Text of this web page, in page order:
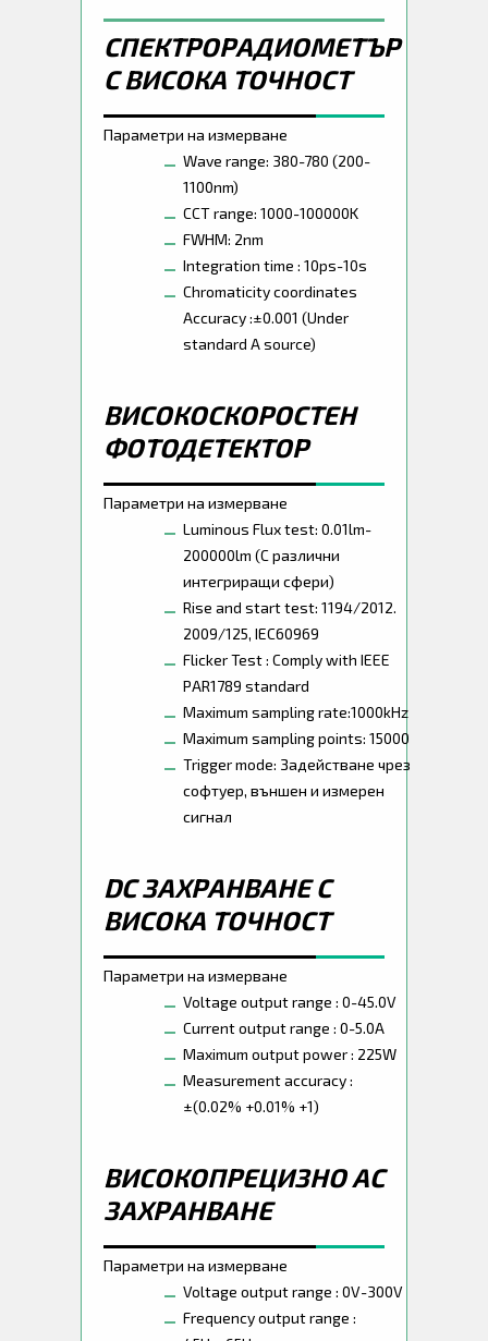
СПЕКТРОРАДИОМЕТЪР
С ВИСОКА ТОЧНОСТ
Параметри на измерване
Wave range: 380-780 (200-
1100nm)
CCT range: 1000-100000K
FWHM: 2nm
Integration time : 10ps-10s
Chromaticity coordinates
Accuracy :±0.001 (Under
standard A source)
ВИСОКОСКОРОСТЕН
ФОТОДЕТЕКТОР
Параметри на измерване
Luminous Flux test: 0.01lm-
200000lm (С различни
интегриращи сфери)
Rise and start test: 1194/2012.
2009/125, IEC60969
Flicker Test : Comply with IEEE
PAR1789 standard
Maximum sampling rate:1000kHz
Maximum sampling points: 15000
Trigger mode: Задействане чрез
софтуер, външен и измерен
сигнал
DC ЗАХРАНВАНЕ С
ВИСОКА ТОЧНОСТ
Параметри на измерване
Voltage output range : 0-45.0V
Current output range : 0-5.0A
Maximum output power : 225W
Measurement accuracy :
±(0.02% +0.01% +1)
ВИСОКОПРЕЦИЗНО AC
ЗАХРАНВАНЕ
Параметри на измерване
Voltage output range : 0V-300V
Frequency output range :